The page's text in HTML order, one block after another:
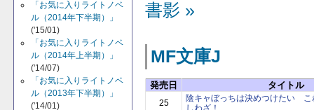
「お気に入りライトノベ
ル（2014年下半期）」
('15/01)
「お気に入りライトノベ
ル（2014年上半期）」
('14/07)
「お気に入りライトノベ
ル（2013年下半期）」
('14/01)
書影 »
MF文庫J
発売日 タイトル
25
陰キャぼっちは決めつけたい こ
しわざ！